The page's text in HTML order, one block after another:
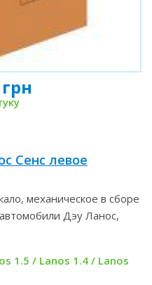
Сенс левое
механическое в сборе
Дэу Ланос,
1.5 / Lanos 1.4 / Lanos